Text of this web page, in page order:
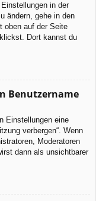
in der
ändern, gehe in den
oben auf der Seite
Dort kannst du
Benutzername
Einstellungen eine
verbergen“. Wenn
Moderatoren
dann als unsichtbarer